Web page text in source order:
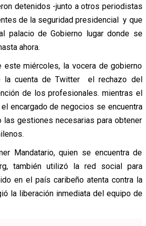
detenidos -junto a otros periodistas
de la seguridad presidencial y que
palacio de Gobierno lugar donde se
ahora.
este miércoles, la vocera de gobierno
la cuenta de Twitter el rechazo del
de los profesionales. mientras el
encargado de negocios se encuentra
las gestiones necesarias para obtener
Mandatario, quien se encuentra de
también utilizó la red social para
en el país caribeño atenta contra la
la liberación inmediata del equipo de